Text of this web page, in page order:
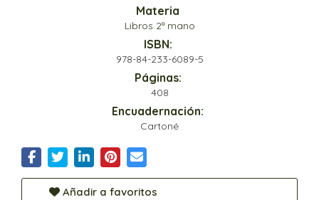
Materia
Libros 2ª mano
ISBN:
978-84-233-6089-5
Páginas:
408
Encuadernación:
Cartoné
Añadir a favoritos